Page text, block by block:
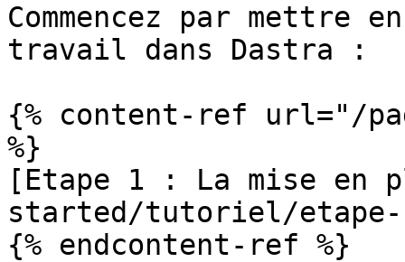
Commencez par mettre
travail dans Dastra :
{% content-ref url="/
%}
[Etape 1 : La mise en
started/tutoriel/etape-
{% endcontent-ref %}